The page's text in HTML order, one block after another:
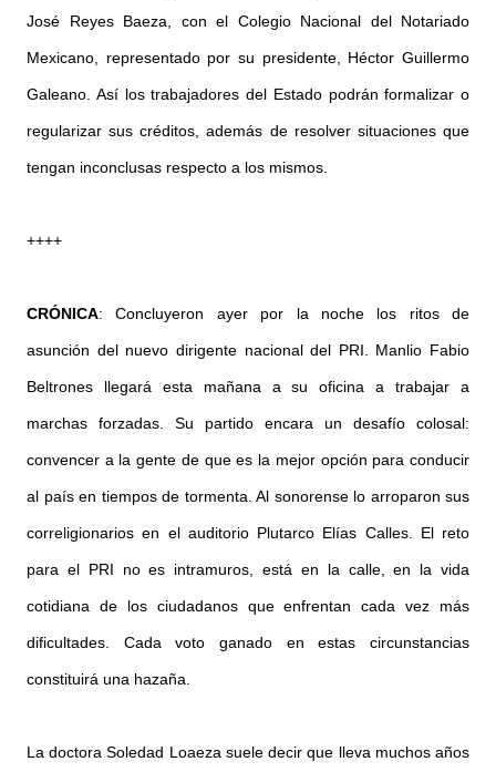
José Reyes Baeza, con el Colegio Nacional del Notariado
Mexicano, representado por su presidente, Héctor Guillermo
Galeano. Así los trabajadores del Estado podrán formalizar o
regularizar sus créditos, además de resolver situaciones que
tengan inconclusas respecto a los mismos.
++++
CRÓNICA: Concluyeron ayer por la noche los ritos de
asunción del nuevo dirigente nacional del PRI. Manlio Fabio
Beltrones llegará esta mañana a su oficina a trabajar a
marchas forzadas. Su partido encara un desafío colosal:
convencer a la gente de que es la mejor opción para conducir
al país en tiempos de tormenta. Al sonorense lo arroparon sus
correligionarios en el auditorio Plutarco Elías Calles. El reto
para el PRI no es intramuros, está en la calle, en la vida
cotidiana de los ciudadanos que enfrentan cada vez más
dificultades. Cada voto ganado en estas circunstancias
constituirá una hazaña.
La doctora Soledad Loaeza suele decir que lleva muchos años